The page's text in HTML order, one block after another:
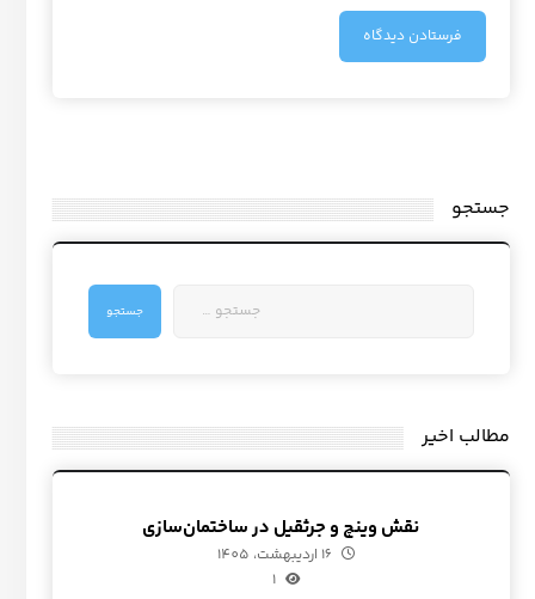
جستجو
مطالب اخیر
نقش وینچ و جرثقیل در ساختمان‌سازی
16 اردیبهشت، 1405
1